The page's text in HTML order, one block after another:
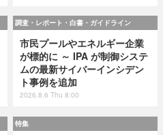
調査・レポート・白書・ガイドライン
市民プールやエネルギー企業
が標的に ～ IPA が制御システ
ムの最新サイバーインシデン
ト事例を追加
2026.8.6 Thu 8:00
特集